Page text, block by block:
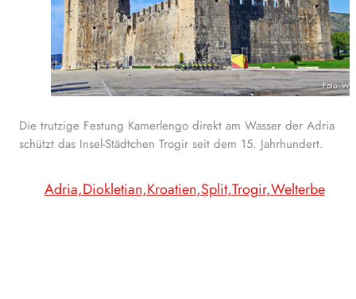
Foto:
Die trutzige Festung Kamerlengo direkt am Wasser der Adria
schützt das Insel-Städtchen Trogir seit dem 15. Jahrhundert.
Adria Diokletian Kroatien Split Trogir Welterbe